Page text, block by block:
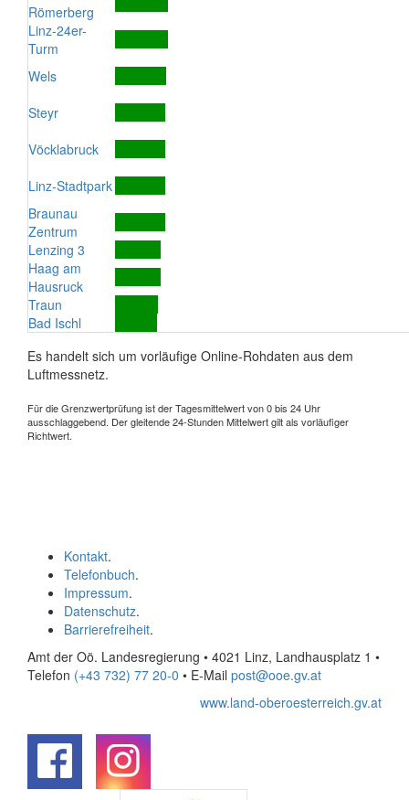
Römerberg
Linz-24er-
Turm
Wels
Steyr
Vöcklabruck
Linz-Stadtpark
Braunau
Zentrum
Lenzing 3
Haag am
Hausruck
Traun
Bad Ischl
Es handelt sich um vorläufige Online-Rohdaten aus dem
Luftmessnetz.
Für die Grenzwertprüfung ist der Tagesmittelwert von 0 bis 24 Uhr
ausschlaggebend. Der gleitende 24-Stunden Mittelwert gilt als vorläufiger
Richtwert.
Kontakt.
Telefonbuch.
Impressum.
Datenschutz.
Barrierefreiheit.
Amt der Oö. Landesregierung • 4021 Linz, Landhausplatz 1 •
Telefon (+43 732) 77 20-0 • E-Mail post@ooe.gv.at
www.land-oberoesterreich.gv.at